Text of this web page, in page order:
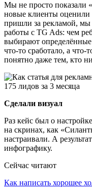
Мы не просто показали
новые клиенты оценили
пришли за рекламой, мы
работы с TG Ads: чем
выбирают
что-то сработало, а
понятно даже тем, кто
Сделали визуал
Раз кейс был о
на скринах, как
настраивали. А
инфографику.
Сейчас читают
Как написать хорошее